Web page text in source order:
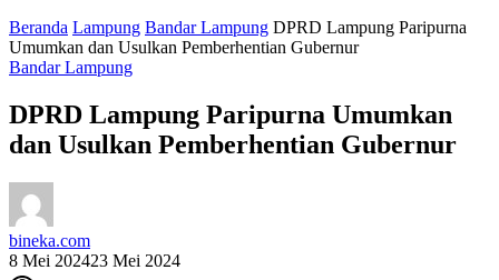
Beranda Lampung Bandar Lampung DPRD Lampung Paripurna
Umumkan dan Usulkan Pemberhentian Gubernur
Bandar Lampung
DPRD Lampung Paripurna Umumkan
dan Usulkan Pemberhentian Gubernur
bineka.com
8 Mei 202423 Mei 2024